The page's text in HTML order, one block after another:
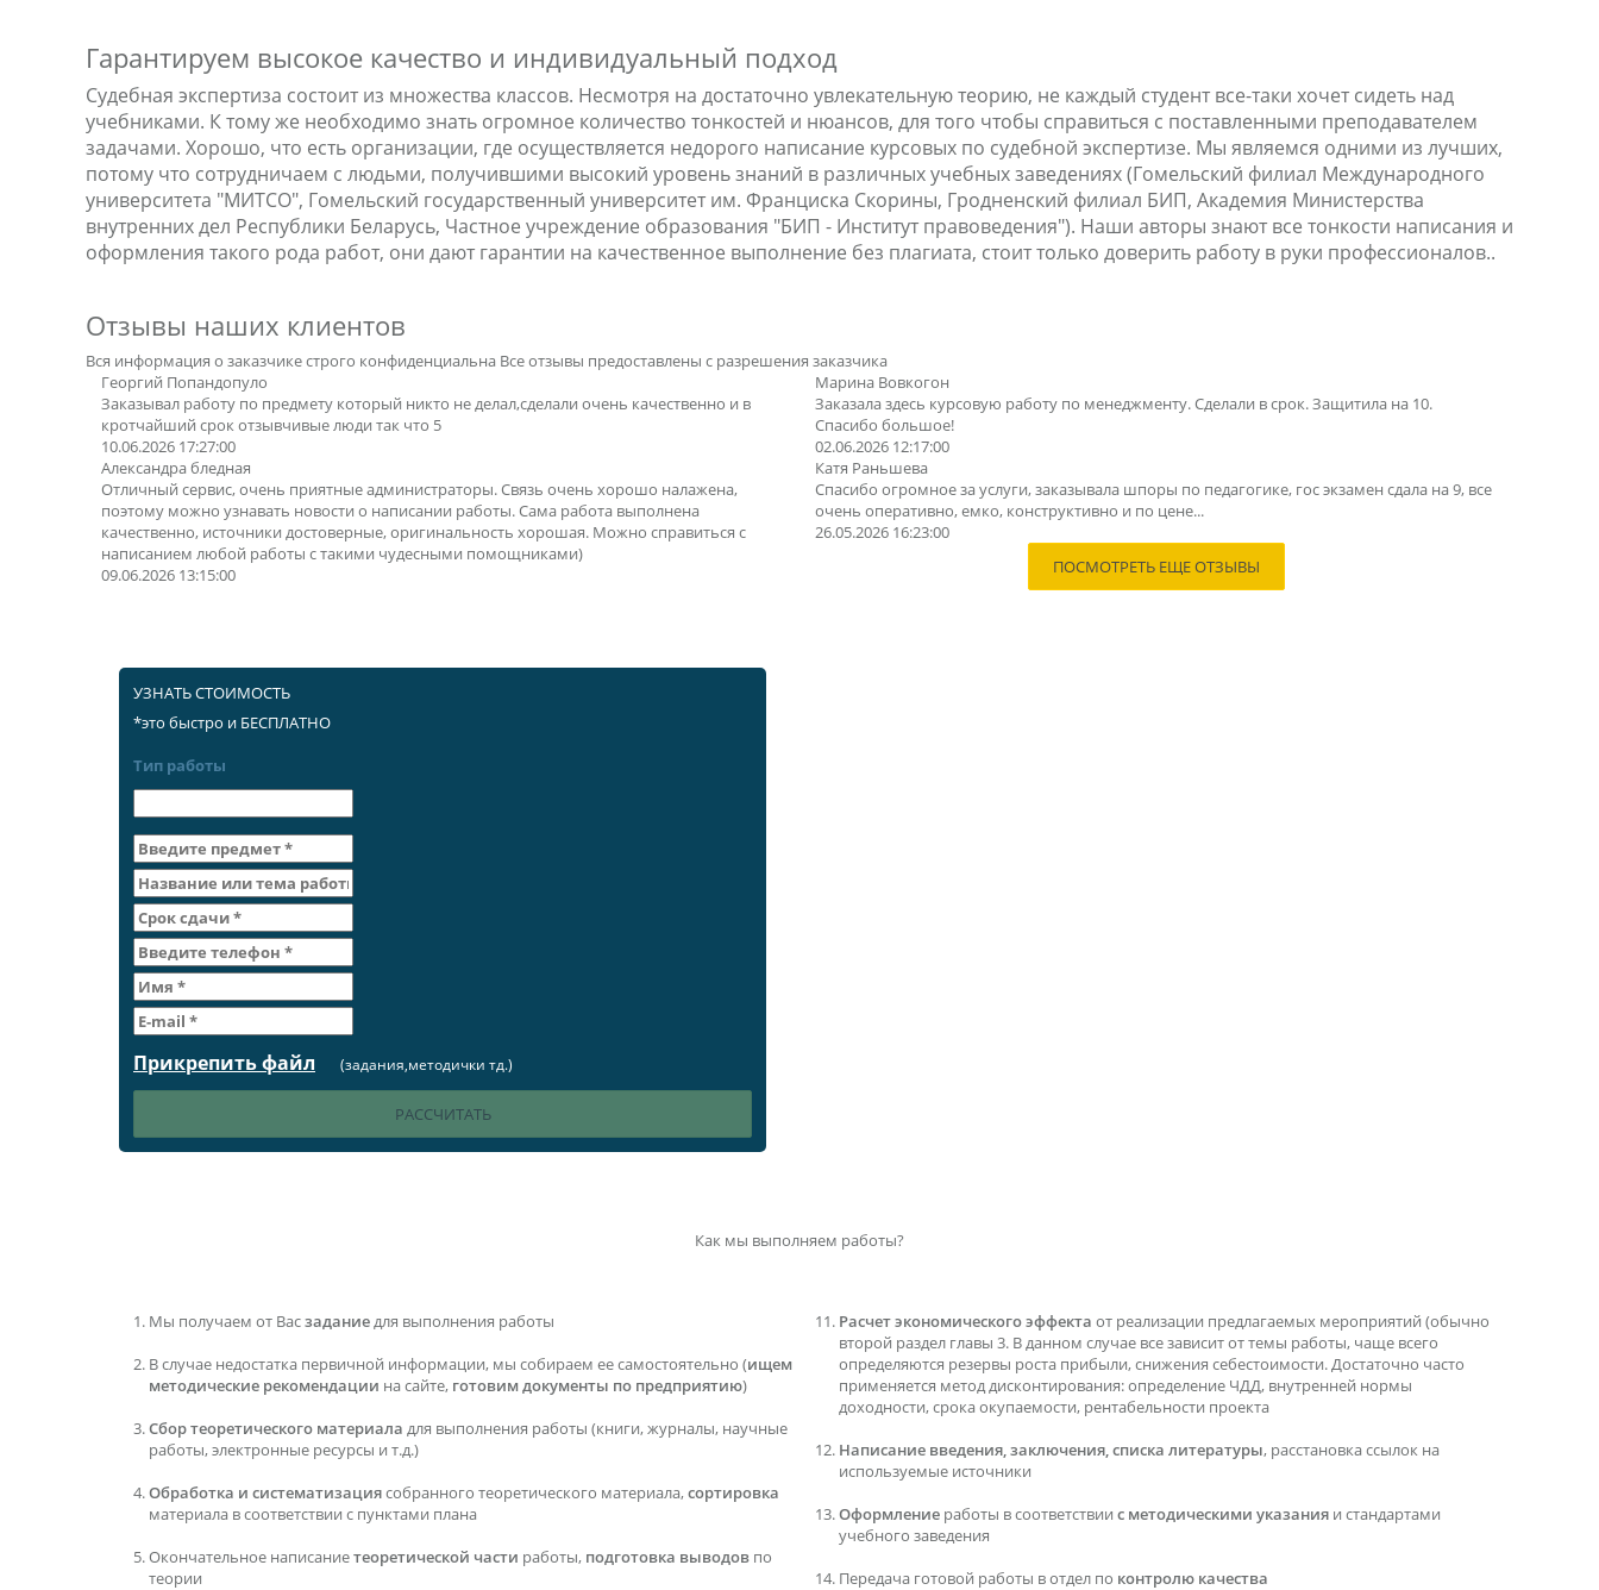
Гарантируем высокое качество и индивидуальный подход
Судебная экспертиза состоит из множества классов. Несмотря на достаточно увлекательную теорию, не каждый студент все-таки хочет сидеть над
учебниками. К тому же необходимо знать огромное количество тонкостей и нюансов, для того чтобы справиться с поставленными преподавателем
задачами. Хорошо, что есть организации, где осуществляется недорого написание курсовых по судебной экспертизе. Мы являемся одними из лучших,
потому что сотрудничаем с людьми, получившими высокий уровень знаний в различных учебных заведениях (Гомельский филиал Международного
университета "МИТСО", Гомельский государственный университет им. Франциска Скорины, Гродненский филиал БИП, Академия Министерства
внутренних дел Республики Беларусь, Частное учреждение образования "БИП - Институт правоведения"). Наши авторы знают все тонкости написания и
оформления такого рода работ, они дают гарантии на качественное выполнение без плагиата, стоит только доверить работу в руки профессионалов..
Отзывы наших клиентов
Вся информация о заказчике строго конфиденциальна Все отзывы предоставлены с разрешения заказчика
Георгий Попандопуло
Заказывал работу по предмету который никто не делал,сделали очень качественно и в
кротчайший срок отзывчивые люди так что 5
10.06.2026 17:27:00
Александра бледная
Отличный сервис, очень приятные администраторы. Связь очень хорошо налажена,
поэтому можно узнавать новости о написании работы. Сама работа выполнена
качественно, источники достоверные, оригинальность хорошая. Можно справиться с
написанием любой работы с такими чудесными помощниками)
09.06.2026 13:15:00
Марина Вовкогон
Заказала здесь курсовую работу по менеджменту. Сделали в срок. Защитила на 10.
Спасибо большое!
02.06.2026 12:17:00
Катя Раньшева
Спасибо огромное за услуги, заказывала шпоры по педагогике, гос экзамен сдала на 9, все
очень оперативно, емко, конструктивно и по цене...
26.05.2026 16:23:00
ПОСМОТРЕТЬ ЕЩЕ ОТЗЫВЫ
УЗНАТЬ СТОИМОСТЬ
*это быстро и БЕСПЛАТНО
Тип работы
Прикрепить файл (задания,методички тд.)
Как мы выполняем работы?
Мы получаем от Васзаданиедля выполнения работы
В случае недостатка первичной информации, мы собираем ее самостоятельно (ищем
методические рекомендации на сайте, готовим документы по предприятию)
Сбор теоретического материала для выполнения работы (книги, журналы, научные
работы, электронные ресурсы и т.д.)
Обработка и систематизациясобранного теоретического материала,сортировка
материала в соответствии с пунктами плана
Окончательное написаниетеоретической части работы, подготовка выводов по
теории
Расчет экономического эффекта от реализации предлагаемых мероприятий (обычно
второй раздел главы 3. В данном случае все зависит от темы работы, чаще всего
определяются резервы роста прибыли, снижения себестоимости. Достаточно часто
применяется метод дисконтирования: определение ЧДД, внутренней нормы
доходности, срока окупаемости, рентабельности проекта
Написание введения, заключения, списка литературы, расстановка ссылок на
используемые источники
Оформление работы в соответствии с методическими указания и стандартами
учебного заведения
Передача готовой работы в отдел по контролю качества